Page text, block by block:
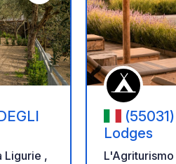
Ajouter à vos favoris
Ligurie ,
Lodges